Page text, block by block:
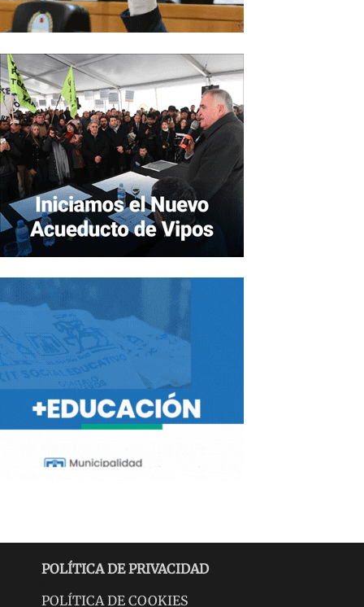
POLÍTICA DE PRIVACIDAD
POLÍTICA DE COOKIES